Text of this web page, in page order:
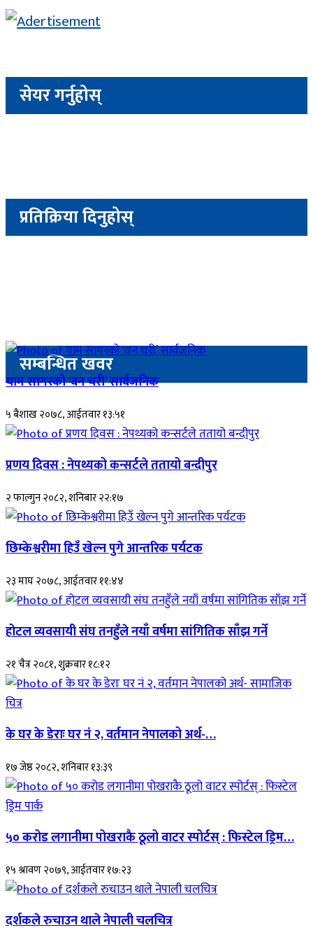
सेयर गर्नुहोस्
प्रतिक्रिया दिनुहोस्
सम्बन्धित खवर
याम सागरको ‘वन चरी’ सार्वजनिक
५ बैशाख २०७८, आईतवार १३:५१
प्रणय दिवस : नेपथ्यको कन्सर्टले ततायो बन्दीपुर
२ फाल्गुन २०८२, शनिबार २२:१७
छिम्केश्वरीमा हिउँ खेल्न पुगे आन्तरिक पर्यटक
२३ माघ २०७८, आईतवार ११:४४
होटल व्यवसायी संघ तनहुँले नयाँ वर्षमा सांगितिक साँझ गर्ने
२१ चैत्र २०८१, शुक्रबार १८:१२
के घर के डेराः घर नं २, वर्तमान नेपालको अर्थ-…
१७ जेष्ठ २०८२, शनिबार १३:३९
५० करोड लगानीमा पोखराकै ठूलो वाटर स्पोर्टस् : फिस्टेल ड्रिम…
१५ श्रावण २०७९, आईतवार १७:२३
दर्शकले रुचाउन थाले नेपाली चलचित्र